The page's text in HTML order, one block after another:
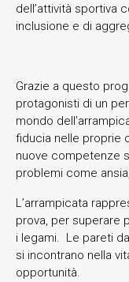
dell’attività sportiva
inclusione e di
Grazie a questo
protagonisti di un
mondo
fiducia nelle proprie
nuove competenze
problemi come
L’arrampicata
prova, per superare
i legami. Le pareti
si incontrano nella
opportunità.